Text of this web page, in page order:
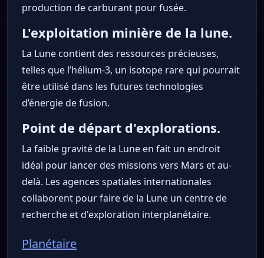
production de carburant pour fusée.
L'exploitation minière de la lune.
La Lune contient des ressources précieuses,
telles que l’hélium-3, un isotope rare qui pourrait
être utilisé dans les futures technologies
d’énergie de fusion.
Point de départ d'explorations.
La faible gravité de la Lune en fait un endroit
idéal pour lancer des missions vers Mars et au-
delà. Les agences spatiales internationales
collaborent pour faire de la Lune un centre de
recherche et d'exploration interplanétaire.
Planétaire